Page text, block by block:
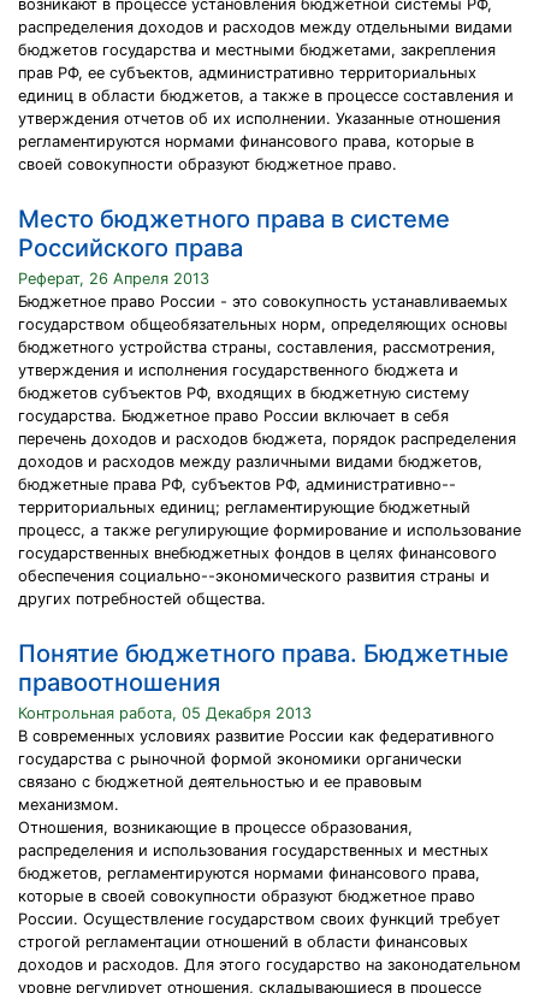
возникают в процессе установления бюджетной системы РФ,
распределения доходов и расходов между отдельными видами
бюджетов государства и местными бюджетами, закрепления
прав РФ, ее субъектов, административно территориальных
единиц в области бюджетов, а также в процессе составления и
утверждения отчетов об их исполнении. Указанные отношения
регламентируются нормами финансового права, которые в
своей совокупности образуют бюджетное право.
Место бюджетного права в системе
Российского права
Реферат, 26 Апреля 2013
Бюджетное право России - это совокупность устанавливаемых
государством общеобязательных норм, определяющих основы
бюджетного устройства страны, составления, рассмотрения,
утверждения и исполнения государственного бюджета и
бюджетов субъектов РФ, входящих в бюджетную систему
государства. Бюджетное право России включает в себя
перечень доходов и расходов бюджета, порядок распределения
доходов и расходов между различными видами бюджетов,
бюджетные права РФ, субъектов РФ, административно--
территориальных единиц; регламентирующие бюджетный
процесс, а также регулирующие формирование и использование
государственных внебюджетных фондов в целях финансового
обеспечения социально--экономического развития страны и
других потребностей общества.
Понятие бюджетного права. Бюджетные
правоотношения
Контрольная работа, 05 Декабря 2013
В современных условиях развитие России как федеративного
государства с рыночной формой экономики органически
связано с бюджетной деятельностью и ее правовым
механизмом.
Отношения, возникающие в процессе образования,
распределения и использования государственных и местных
бюджетов, регламентируются нормами финансового права,
которые в своей совокупности образуют бюджетное право
России. Осуществление государством своих функций требует
строгой регламентации отношений в области финансовых
доходов и расходов. Для этого государство на законодательном
уровне регулирует отношения, складывающиеся в процессе